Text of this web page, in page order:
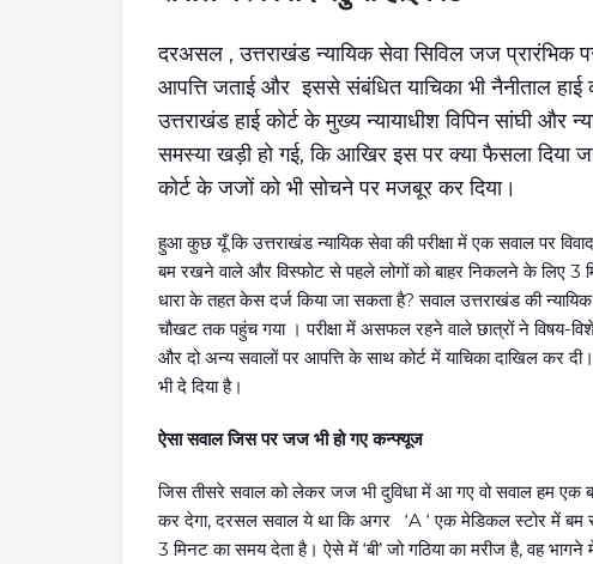
दरअसल , उत्तराखंड न्यायिक सेवा सिविल जज प्रारंभिक
आपत्ति जताई और इससे संबंधित याचिका भी नैनीताल
उत्तराखंड हाई कोर्ट के मुख्य न्यायाधीश विपिन सांघी और
समस्या खड़ी हो गई, कि आखिर इस पर क्या फैसला दिया
कोर्ट के जजों को भी सोचने पर मजबूर कर दिया।
हुआ कुछ यूँ कि उत्तराखंड न्यायिक सेवा की परीक्षा में एक सवाल पर
बम रखने वाले और विस्फोट से पहले लोगों को बाहर निकलने के लिए
धारा के तहत केस दर्ज किया जा सकता है? सवाल उत्तराखंड की
चौखट तक पहुंच गया । परीक्षा में असफल रहने वाले छात्रों ने विषय-
और दो अन्य सवालों पर आपत्ति के साथ कोर्ट में याचिका दाखिल कर
भी दे दिया है।
ऐसा सवाल जिस पर जज भी हो गए कन्फ्यूज
जिस तीसरे सवाल को लेकर जज भी दुविधा में आ गए वो सवाल हम एक
कर देगा, दरसल सवाल ये था कि अगर ‘A ‘ एक मेडिकल स्टोर में बम
3 मिनट का समय देता है। ऐसे में ‘बी’ जो गठिया का मरीज है, वह